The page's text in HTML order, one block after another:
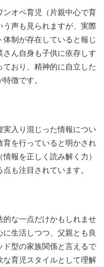
ンオペ育児（片親中心で育
う声も見られますが、実際
制が存在していると報じ
さん自身も子供に依存しす
おり、精神的に自立した
徴です。
実入り混じった情報につい
育を行っていると明かされ
報を正しく読み解く力）
も注目されています。
的な一点だけかもしれませ
生活しつつ、父親とも良
型の家族関係と言えるで
な育児スタイルとして理解